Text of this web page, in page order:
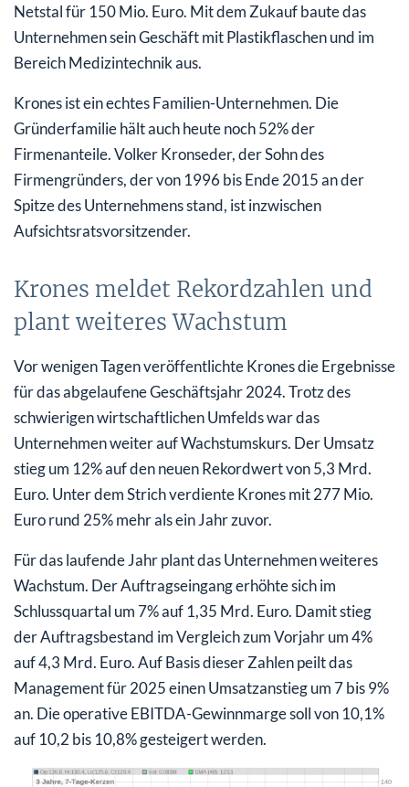
Netstal für 150 Mio. Euro. Mit dem Zukauf baute das
Unternehmen sein Geschäft mit Plastikflaschen und im
Bereich Medizintechnik aus.
Krones ist ein echtes Familien-Unternehmen. Die
Gründerfamilie hält auch heute noch 52% der
Firmenanteile. Volker Kronseder, der Sohn des
Firmengründers, der von 1996 bis Ende 2015 an der
Spitze des Unternehmens stand, ist inzwischen
Aufsichtsratsvorsitzender.
Krones meldet Rekordzahlen und
plant weiteres Wachstum
Vor wenigen Tagen veröffentlichte Krones die Ergebnisse
für das abgelaufene Geschäftsjahr 2024. Trotz des
schwierigen wirtschaftlichen Umfelds war das
Unternehmen weiter auf Wachstumskurs. Der Umsatz
stieg um 12% auf den neuen Rekordwert von 5,3 Mrd.
Euro. Unter dem Strich verdiente Krones mit 277 Mio.
Euro rund 25% mehr als ein Jahr zuvor.
Für das laufende Jahr plant das Unternehmen weiteres
Wachstum. Der Auftragseingang erhöhte sich im
Schlussquartal um 7% auf 1,35 Mrd. Euro. Damit stieg
der Auftragsbestand im Vergleich zum Vorjahr um 4%
auf 4,3 Mrd. Euro. Auf Basis dieser Zahlen peilt das
Management für 2025 einen Umsatzanstieg um 7 bis 9%
an. Die operative EBITDA-Gewinnmarge soll von 10,1%
auf 10,2 bis 10,8% gesteigert werden.